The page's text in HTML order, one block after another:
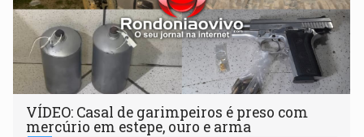
VÍDEO: Casal de garimpeiros é preso com
mercúrio em estepe, ouro e arma